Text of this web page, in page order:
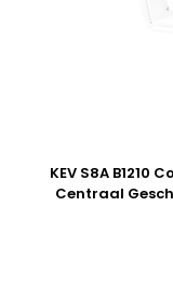
KEV S8A B1210
Centraal